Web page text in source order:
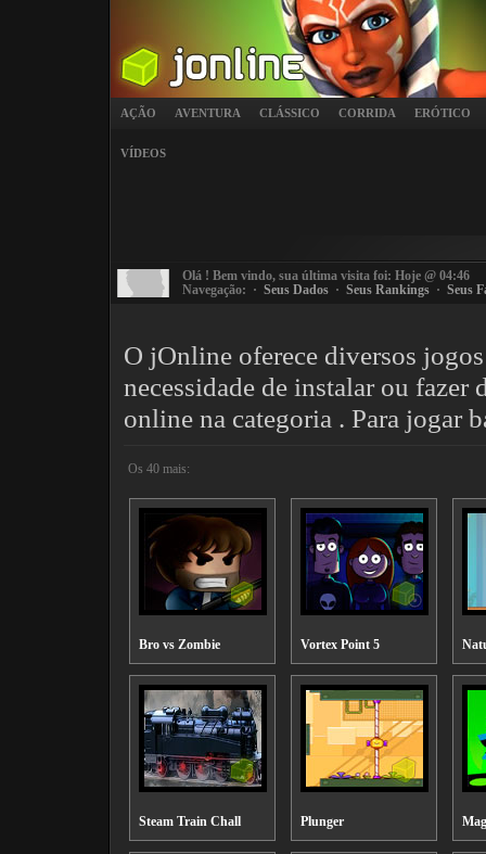
AÇÃO AVENTURA CLÁSSICO CORRIDA ERÓTICO
VÍDEOS
Olá ! Bem vindo, sua última visita foi: Hoje @ 04:46
Navegação: · Seus Dados · Seus Rankings · Seus
O jOnline oferece diversos
necessidade de instalar ou fazer
online na categoria . Para jogar
Os 40 mais:
Bro vs Zombie Vortex Point 5
Steam Train Chall Plunger